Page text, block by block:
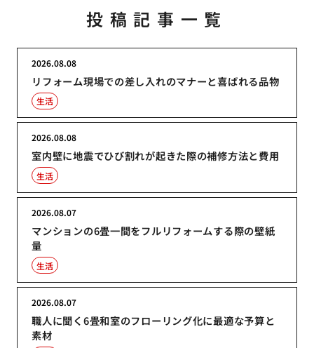
投稿記事一覧
リフォーム現場での差し入れのマナーと喜ばれる品物
2026.08.08
生活
室内壁に地震でひび割れが起きた際の補修方法と費用
2026.08.08
生活
マンションの6畳一間をフルリフォームする際の壁紙
量
2026.08.07
生活
職人に聞く6畳和室のフローリング化に最適な予算と
素材
2026.08.07